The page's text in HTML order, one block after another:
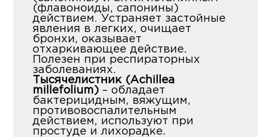
(флавоноиды, сапонины)
действием. Устраняет застойные
явления в легких, очищает
бронхи, оказывает
отхаркивающее действие.
Полезен при респираторных
заболеваниях.
Тысячелистник (Achillea
millefolium) – обладает
бактерицидным, вяжущим,
противовоспалительным
действием, используют при
простуде и лихорадке.